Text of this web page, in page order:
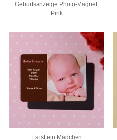
Geburtsanzeige Photo-Magnet,
Pink
Es ist ein Mädchen